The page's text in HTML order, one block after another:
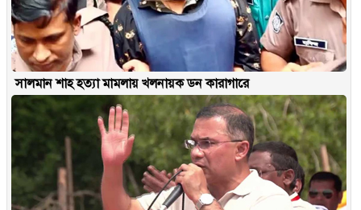
সালমান শাহ হত্যা মামলায় খলনায়ক ডন কারাগারে